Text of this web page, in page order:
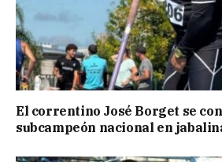
El correntino José Borget se
subcampeón nacional en